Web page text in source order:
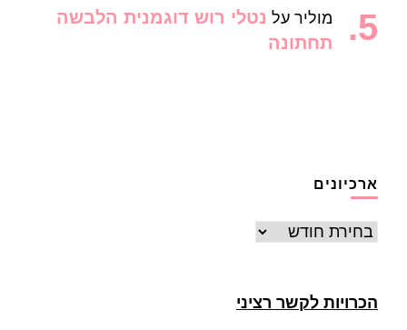
מוליר על נטלי רוש דוגמנית הלבשה
תחתונה
ארכיונים
ארכיונים
הכרויות לקשר רציני